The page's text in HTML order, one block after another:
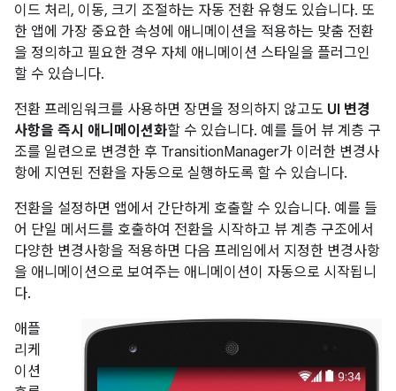
이드 처리, 이동, 크기 조절하는 자동 전환 유형도 있습니다. 또
한 앱에 가장 중요한 속성에 애니메이션을 적용하는 맞춤 전환
을 정의하고 필요한 경우 자체 애니메이션 스타일을 플러그인
할 수 있습니다.
전환 프레임워크를 사용하면 장면을 정의하지 않고도 UI 변경
사항을 즉시 애니메이션화할 수 있습니다. 예를 들어 뷰 계층 구
조를 일련으로 변경한 후 TransitionManager가 이러한 변경사
항에 지연된 전환을 자동으로 실행하도록 할 수 있습니다.
전환을 설정하면 앱에서 간단하게 호출할 수 있습니다. 예를 들
어 단일 메서드를 호출하여 전환을 시작하고 뷰 계층 구조에서
다양한 변경사항을 적용하면 다음 프레임에서 지정한 변경사항
을 애니메이션으로 보여주는 애니메이션이 자동으로 시작됩니
다.
애플
리케
이션